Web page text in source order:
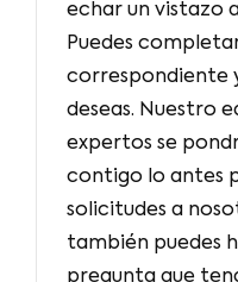
echar un vistazo
Puedes
correspondiente
deseas. Nuestro
expertos se
contigo lo antes
solicitudes a
también puedes
pregunta que